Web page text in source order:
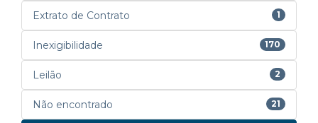
Extrato de Contrato 1
Inexigibilidade 170
Leilão 2
Não encontrado 21